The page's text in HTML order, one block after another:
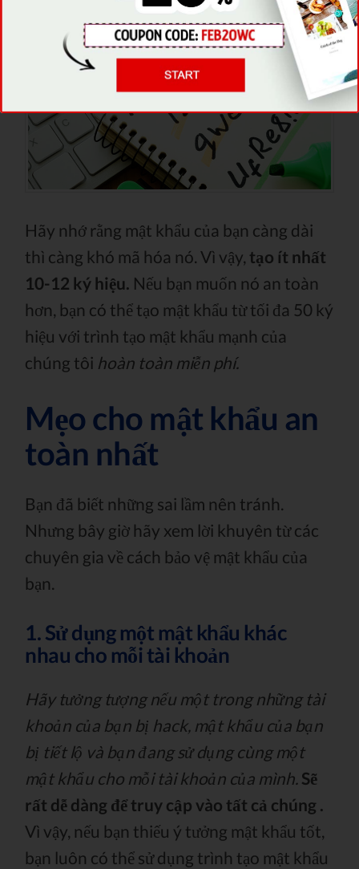
Hãy nhớ rằng mật khẩu của bạn càng dài
thì càng khó mã hóa nó. Vì vậy, tạo ít nhất
10-12 ký hiệu. Nếu bạn muốn nó an toàn
hơn, bạn có thể tạo mật khẩu từ tối đa 50 ký
hiệu với trình tạo mật khẩu mạnh của
chúng tôi hoàn toàn miễn phí.
Mẹo cho mật khẩu an
toàn nhất
Bạn đã biết những sai lầm nên tránh.
Nhưng bây giờ hãy xem lời khuyên từ các
chuyên gia về cách bảo vệ mật khẩu của
bạn.
1. Sử dụng một mật khẩu khác
nhau cho mỗi tài khoản
Hãy tưởng tượng nếu một trong những tài
khoản của bạn bị hack, mật khẩu của bạn
bị tiết lộ và bạn đang sử dụng cùng một
mật khẩu cho mỗi tài khoản của mình. Sẽ
rất dễ dàng để truy cập vào tất cả chúng .
Vì vậy, nếu bạn thiếu ý tưởng mật khẩu tốt,
bạn luôn có thể sử dụng trình tạo mật khẩu